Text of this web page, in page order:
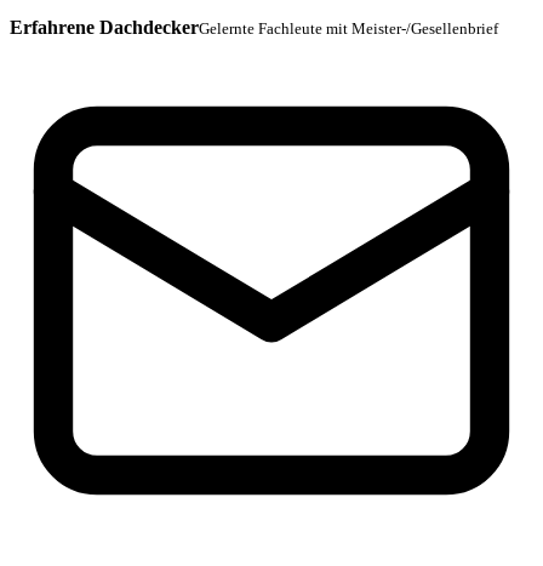
Erfahrene DachdeckerGelernte Fachleute mit Meister-/Gesellenbrief